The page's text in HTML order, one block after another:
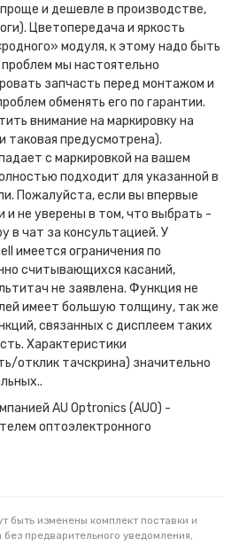
и дешевле в производстве,
Цветопередача и яркость
модуля, к этому надо быть
мы настоятельно
запчасть перед монтажом и
обменять его по гарантии.
внимание на маркировку на
таковая предусмотрена).
с маркировкой на вашем
подходит для указанной в
Пожалуйста, если вы впервые
и не уверены в том, что выбрать -
в чат за консультацией. У
имеется ограничения по
считывающихся касаний,
не заявлена. Функция не
имеет большую толщину, так же
связанных с дисплеем таких
Характеристики
отклик тачскрина) значительно
AU Optronics (AUO) -
оптоэлектронного
быть изменены комплект поставки и
предварительного уведомления,